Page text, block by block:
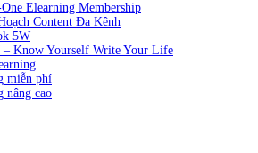
Elearning Membership
Content Đa Kênh
5W
– Know Yourself Write Your Life
miễn phí
nâng cao